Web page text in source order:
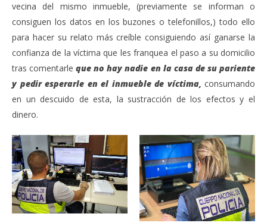
vecina del mismo inmueble, (previamente se informan o
consiguen los datos en los buzones o telefonillos,) todo ello
para hacer su relato más creíble consiguiendo así ganarse la
confianza de la víctima que les franquea el paso a su domicilio
tras comentarleque no hay nadie en la casa de su pariente
y pedir esperarle en el inmueble de víctima, consumando
en un descuido de esta, la sustracción de los efectos y el
dinero.